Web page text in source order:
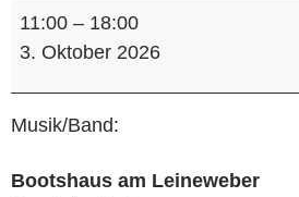
11:00 – 18:00
3. Oktober 2026
Musik/Band:
Bootshaus am Leineweber